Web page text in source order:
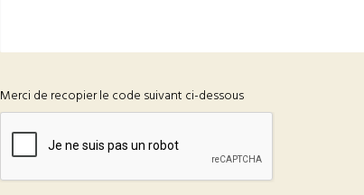
Merci de recopier le code suivant ci-dessous